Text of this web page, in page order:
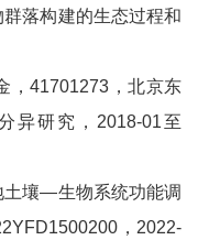
落构建的生态过程和
，41701273，北京东
异研究，2018-01至
土壤—生物系统功能调
，2022-